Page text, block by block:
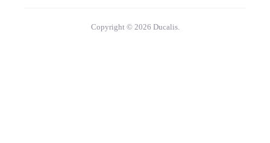
Copyright © 2026 Ducalis.